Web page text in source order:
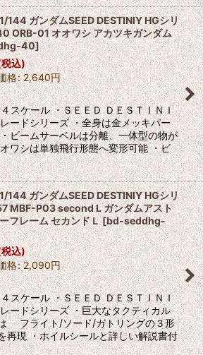
144 ガンダムSEED DESTINIY HGシリ
ORB-01 オオワシ アカツキガンダム
40]
込)
格: 2,640円
スケール ・ＳＥＥＤ ＤＥＳＴＩＮＩ
ードシリーズ ・全身は金メッキパー
ビームサーベルは分離、一体型の物が
ワシは単独飛行形態へ変形可能 ・ビ
144 ガンダムSEED DESTINIY HGシリ
MBF-P03 second L ガンダムアスト
フレーム セカンドＬ [bd-seddhg-
込)
格: 2,090円
スケール ・ＳＥＥＤ ＤＥＳＴＩＮＩ
ードシリーズ ・巨大なタクティカル
フライト/ソード/ガトリングの３形
再現 ・ホイルシールと詳しい解説書付